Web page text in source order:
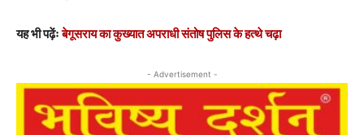
यह भी पढ़ेंःबेगूसराय का कुख्यात अपराधी संतोष पुलिस के हत्थे चढ़ा
- Advertisement -